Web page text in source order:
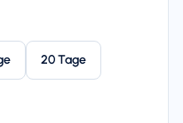
20 Tage